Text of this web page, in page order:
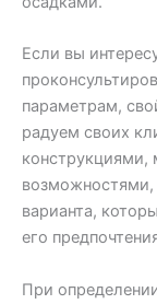
Если вы
параметрам,
радуем своих
конструкциями,
возможностями,
варианта,
его
При